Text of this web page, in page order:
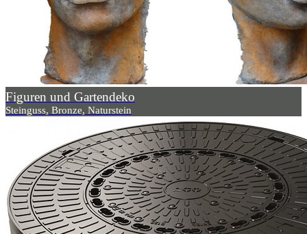
Figuren und Gartendeko
Steinguss, Bronze, Naturstein